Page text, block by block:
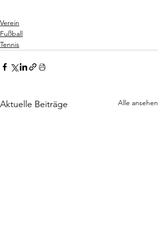
Verein
Fußball
Tennis
Aktuelle Beiträge Alle ansehen